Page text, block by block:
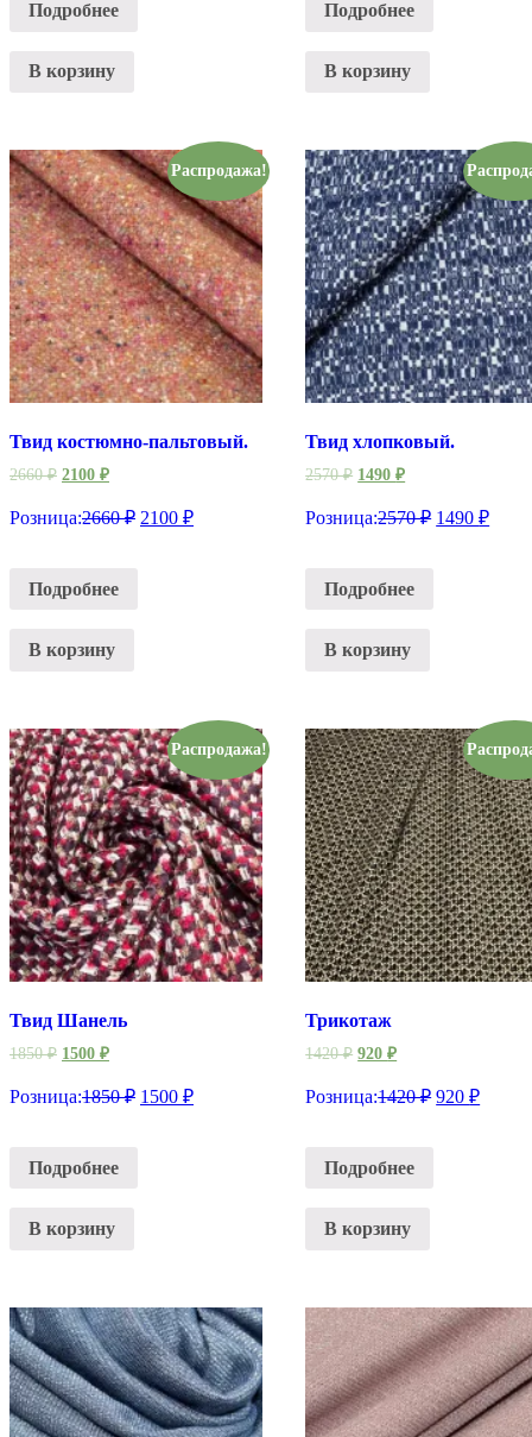
Подробнее
В корзину
Подробнее
В корзину
Распродажа!
Твид костюмно-пальтовый.
2660₽ 2100 ₽
Розница:2660₽ 2100 ₽
Подробнее
В корзину
Твид хлопковый.
2570₽ 1490₽
Розница:2570₽ 1490₽
Подробнее
В корзину
Распродажа!
Твид Шанель
1850₽ 1500 ₽
Розница:1850₽ 1500 ₽
Подробнее
В корзину
Трикотаж
1420₽ 920₽
Розница:1420₽ 920₽
Подробнее
В корзину